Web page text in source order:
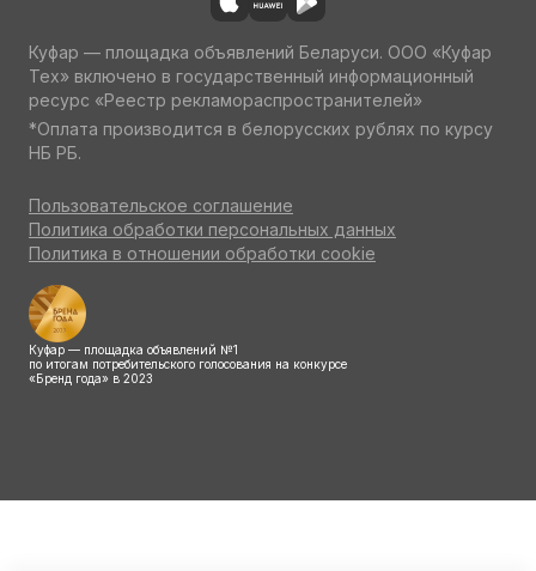
Куфар — площадка объявлений Беларуси. ООО «Куфар
Тех» включено в государственный информационный
ресурс «Реестр рекламораспространителей»
*Оплата производится в белорусских рублях по курсу
НБ РБ.
Пользовательское соглашение
Политика обработки персональных данных
Политика в отношении обработки cookie
Куфар — площадка объявлений №1
по итогам потребительского голосования на конкурсе
«Бренд года» в 2023